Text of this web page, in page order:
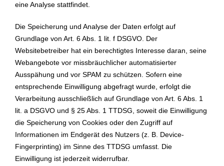
eine Analyse stattfindet.
Die Speicherung und Analyse der Daten erfolgt auf
Grundlage von Art. 6 Abs. 1 lit. f DSGVO. Der
Websitebetreiber hat ein berechtigtes Interesse daran, seine
Webangebote vor missbräuchlicher automatisierter
Ausspähung und vor SPAM zu schützen. Sofern eine
entsprechende Einwilligung abgefragt wurde, erfolgt die
Verarbeitung ausschließlich auf Grundlage von Art. 6 Abs. 1
lit. a DSGVO und § 25 Abs. 1 TTDSG, soweit die Einwilligung
die Speicherung von Cookies oder den Zugriff auf
Informationen im Endgerät des Nutzers (z. B. Device-
Fingerprinting) im Sinne des TTDSG umfasst. Die
Einwilligung ist jederzeit widerrufbar.